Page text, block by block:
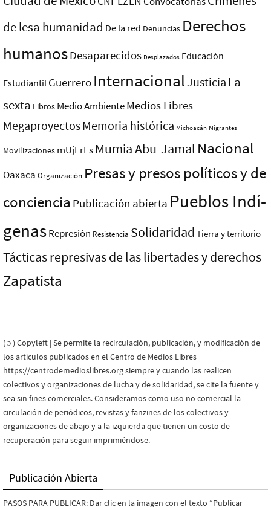
de lesa humanidad De la red Denuncias Derechos
humanosDesaparecidos Desplazados Educación
Estudiantil Guerrero InternacionalJusticia La
sexta Libros Medio AmbienteMedios Libres
MegaproyectosMemoria histórica Michoacán Migrantes
Movilizaciones mUjErEs Mumia Abu-Jamal Nacional
Oaxaca Organización Presas y presos polí­ticos y de
conciencia Publicación abierta Pueblos Indí­
genasRepresión Resistencia Solidaridad Tierra y territorio
Tácticas represivas de las libertades y derechos
Zapatista
( ɔ ) Copyleft | Se permite la recirculación, publicación, y modificación de
los artículos publicados en el Centro de Medios Libres
https://centrodemedioslibres.org siempre y cuando las realicen
colectivos y organizaciones de lucha y de solidaridad, se cite la fuente y
sea sin fines comerciales. Consideramos como uso no comercial la
circulación de periódicos, revistas y fanzines de los colectivos y
organizaciones de abajo y a la izquierda que tienen un costo de
recuperación para seguir imprimiéndose.
Publicación Abierta
PASOS PARA PUBLICAR: Dar clic en la imagen con el texto “Publicar